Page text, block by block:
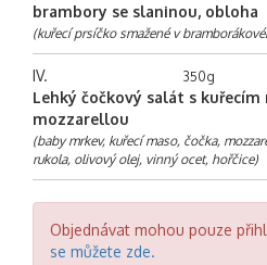
brambory se slaninou, obloha
(kuřecí prsíčko smažené v
IV. 350g
Lehký čočkový salát s kuřecím
mozzarellou
(baby mrkev, kuřecí maso, čočka,
rukola, olivový olej, vinný ocet, hořčice)
Objednávat mohou pouze
se můžete zde.